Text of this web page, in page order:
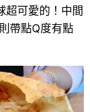
超可愛的！中間
帶點Q度有點